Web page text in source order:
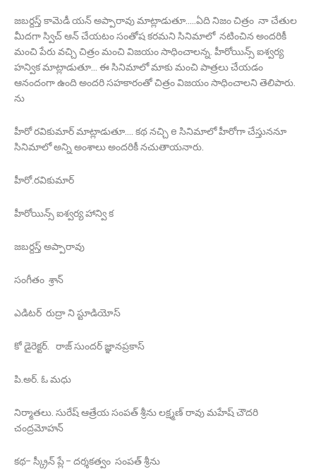
జబర్దస్త్ కామెడీ యన్ అప్పారావు మాట్లాడుతూ.....ఏది నిజం చిత్రం నా చేతుల
మీదగా స్విచ్ ఆన్ చేయటం సంతోష కరమని సినిమాలో నటించిన అందరికీ
మంచి పేరు వచ్చి చిత్రం మంచి విజయం సాధించాలన్న. హీరోయిన్స్ ఐశ్వర్య
హన్విక మాట్లాడుతూ... ఈ సినిమాలో మాకు మంచి పాత్రలు చేయడం
ఆనందంగా ఉంది అందరి సహకారంతో చిత్రం విజయం సాధించాలని తెలిపారు.
ను
హీరో రవికుమార్ మాట్లాడుతూ.... కథ నచ్చి e సినిమాలో హీరోగా చేస్తుననూ
సినిమాలో అన్ని అంశాలు అందరికీ నచుతాయనారు.
హీరో.రవికుమార్
హీరోయిన్స్ ఐశ్వర్య హాన్వి క
జబర్దస్త్ అప్పారావు
సంగీతం శ్రాన్
ఎడిటర్ రుద్రా ని స్టూడియోస్
కో డైరెక్టర్. రాజ్ సుందర్ జ్ఞానప్రకాస్
పి.అర్. ఓ మధు
నిర్మాతలు. సురేష్ ఆత్రేయ సంపత్ శ్రీను లక్ష్మణ్ రావు మహేష్ చౌదరి
చంద్రమోహన్
కథ- స్క్రీన్ ప్లే - దర్శకత్వం సంపత్ శ్రీను